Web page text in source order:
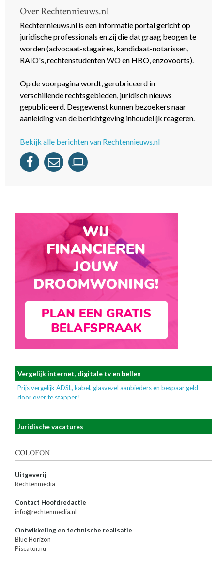
Over Rechtennieuws.nl
Rechtennieuws.nl is een informatie portal gericht op
juridische professionals en zij die dat graag beogen te
worden (advocaat-stagaires, kandidaat-notarissen,
RAIO's, rechtenstudenten WO en HBO, enzovoorts).
Op de voorpagina wordt, gerubriceerd in
verschillende rechtsgebieden, juridisch nieuws
gepubliceerd. Desgewenst kunnen bezoekers naar
aanleiding van de berichtgeving inhoudelijk reageren.
Bekijk alle berichten van Rechtennieuws.nl
Vergelijk internet, digitale tv en bellen
Prijs vergelijk ADSL, kabel, glasvezel aanbieders en bespaar geld
door over te stappen!
Juridische vacatures
COLOFON
Uitgeverij
Rechtenmedia
Contact Hoofdredactie
info@rechtenmedia.nl
Ontwikkeling en technische realisatie
Blue Horizon
Piscator.nu